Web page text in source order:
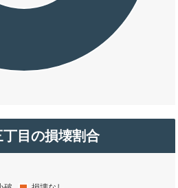
目の損壊割合